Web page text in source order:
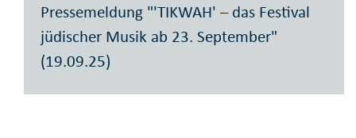
Pressemeldung "'TIKWAH' – das Festival
jüdischer Musik ab 23. September"
(19.09.25)